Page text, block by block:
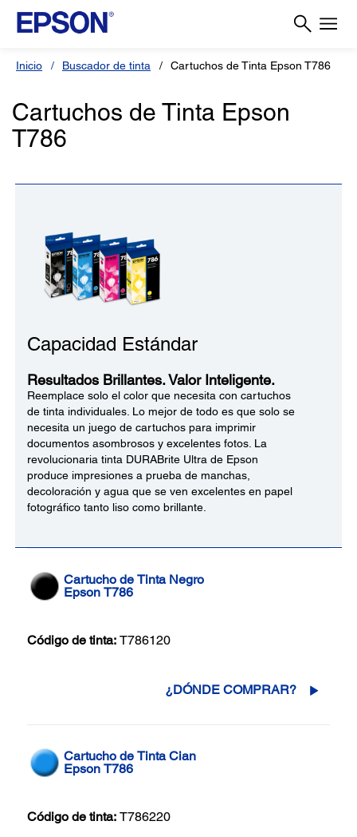
Inicio Buscador de tinta Cartuchos de Tinta Epson T786
Cartuchos de Tinta Epson
T786
Capacidad Estándar
Resultados Brillantes. Valor Inteligente.
Reemplace solo el color que necesita con cartuchos
de tinta individuales. Lo mejor de todo es que solo se
necesita un juego de cartuchos para imprimir
documentos asombrosos y excelentes fotos. La
revolucionaria tinta DURABrite Ultra de Epson
produce impresiones a prueba de manchas,
decoloración y agua que se ven excelentes en papel
fotográfico tanto liso como brillante.
Cartucho de Tinta Negro
Epson T786
Código de tinta: T786120
¿DÓNDE COMPRAR?
Cartucho de Tinta Cian
Epson T786
Código de tinta: T786220